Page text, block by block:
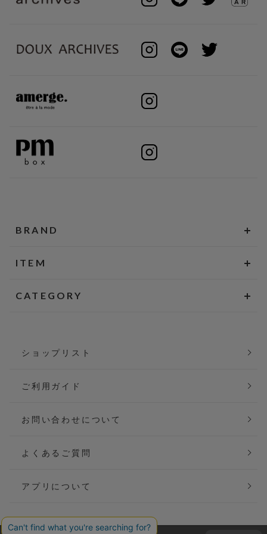
BRAND
ITEM
CATEGORY
ショップリスト
ご利用ガイド
お問い合わせについて
よくあるご質問
アプリについて